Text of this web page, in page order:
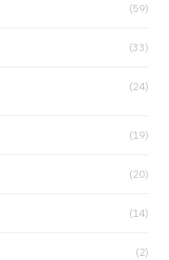
(59)
(33)
(24)
(19)
(20)
(14)
(2)